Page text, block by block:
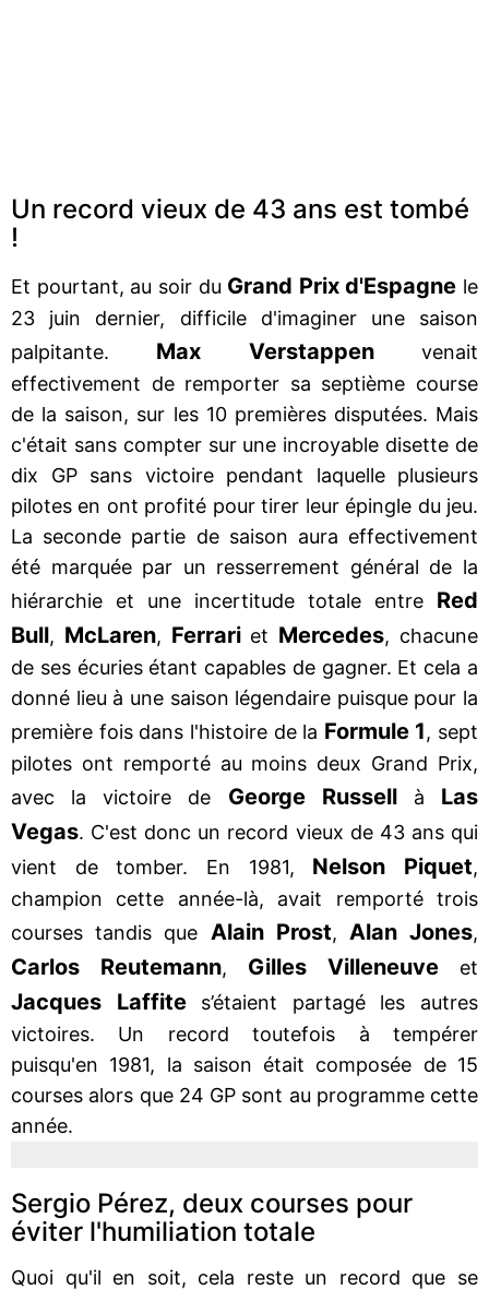
Un record vieux de 43 ans est tombé
!
Et pourtant, au soir du Grand Prix d'Espagne le
23 juin dernier, difficile d'imaginer une saison
palpitante. Max Verstappenvenait
effectivement de remporter sa septième course
de la saison, sur les 10 premières disputées. Mais
c'était sans compter sur une incroyable disette de
dix GP sans victoire pendant laquelle plusieurs
pilotes en ont profité pour tirer leur épingle du jeu.
La seconde partie de saison aura effectivement
été marquée par un resserrement général de la
hiérarchie et une incertitude totale entre Red
Bull, McLaren, Ferrari et Mercedes, chacune
de ses écuries étant capables de gagner. Et cela a
donné lieu à une saison légendaire puisque pour la
première fois dans l'histoire de la Formule 1, sept
pilotes ont remporté au moins deux Grand Prix,
avec la victoire de George Russellà Las
Vegas. C'est donc un record vieux de 43 ans qui
vient de tomber. En 1981, Nelson Piquet,
champion cette année-là, avait remporté trois
courses tandis que Alain Prost, Alan Jones,
Carlos Reutemann, Gilles Villeneuve et
Jacques Laffites’étaient partagé les autres
victoires. Un record toutefois à tempérer
puisqu'en 1981, la saison était composée de 15
courses alors que 24 GP sont au programme cette
année.
Sergio Pérez, deux courses pour
éviter l'humiliation totale
Quoi qu'il en soit, cela reste un record que se